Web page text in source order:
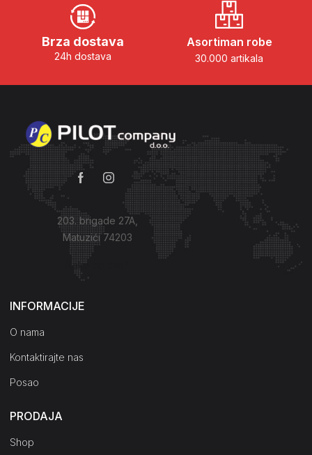
Brza dostava
24h dostava
Asortiman robe
30.000 artikala
203. brigade 27A,
Matuzići 74203
Kako do nas?
INFORMACIJE
O nama
Kontaktirajte nas
Posao
PRODAJA
Shop